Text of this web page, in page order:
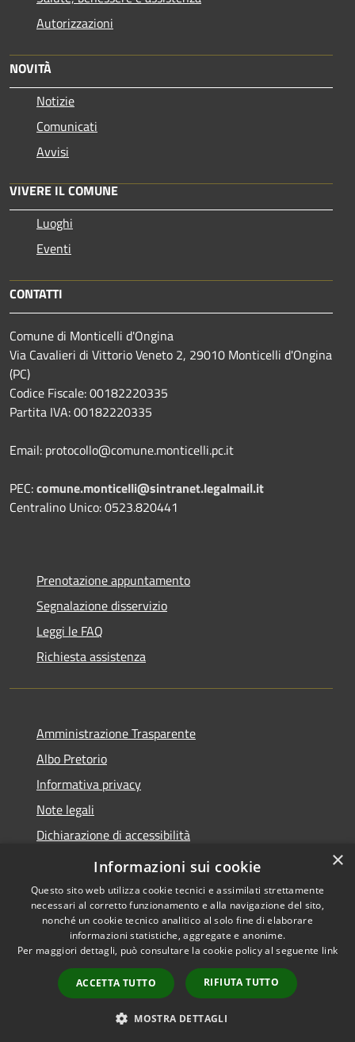
Autorizzazioni
NOVITÀ
Notizie
Comunicati
Avvisi
VIVERE IL COMUNE
Luoghi
Eventi
CONTATTI
Comune di Monticelli d'Ongina
Via Cavalieri di Vittorio Veneto 2, 29010 Monticelli d'Ongina
(PC)
Codice Fiscale: 00182220335
Partita IVA: 00182220335
Email: protocollo@comune.monticelli.pc.it
PEC:comune.monticelli@sintranet.legalmail.it
Centralino Unico: 0523.820441
Prenotazione appuntamento
Segnalazione disservizio
Leggi le FAQ
Richiesta assistenza
Amministrazione Trasparente
Albo Pretorio
Informativa privacy
Note legali
Dichiarazione di accessibilità
Obiettivi di accessibilità
Accessibilità
Copyright © 2026 • Comune di
Monticelli d'Ongina • Powered
byMunicipium
Accesso
redazione
×
Informazioni sui cookie
Questo sito web utilizza cookie tecnici e assimilati strettamente
necessari al corretto funzionamento e alla navigazione del sito,
nonché un cookie tecnico analitico al solo fine di elaborare
informazioni statistiche, aggregate e anonime.
Per maggiori dettagli, può consultare la cookie policy al seguente link
ACCETTA TUTTO RIFIUTA TUTTO
MOSTRA DETTAGLI